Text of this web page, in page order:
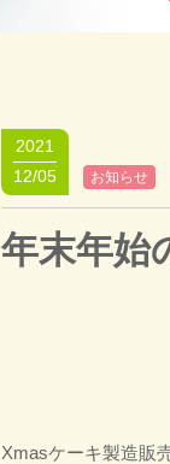
2021
12/05
お知らせ
年末年始
Xmasケーキ製造販